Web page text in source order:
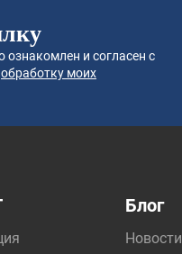
и согласен с
обработку моих
Блог
Новости